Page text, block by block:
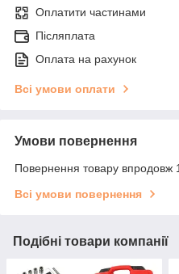
Оплатити частинами
Післяплата
Оплата на рахунок
Всі умови оплати
Умови повернення
Повернення товару впродовж
Всі умови повернення
Подібні товари компанії